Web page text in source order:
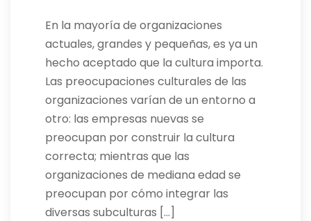
En la mayoría de organizaciones
actuales, grandes y pequeñas, es ya un
hecho aceptado que la cultura importa.
Las preocupaciones culturales de las
organizaciones varían de un entorno a
otro: las empresas nuevas se
preocupan por construir la cultura
correcta; mientras que las
organizaciones de mediana edad se
preocupan por cómo integrar las
diversas subculturas […]